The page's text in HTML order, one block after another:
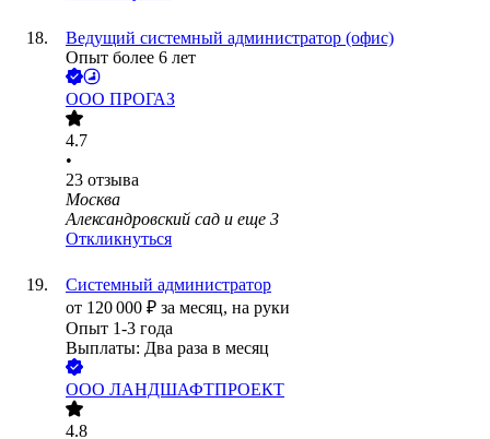
Ведущий системный администратор (офис)
Опыт более 6 лет
ООО ПРОГАЗ
4.7
•
23 отзыва
Москва
Александровский сад и еще 3
Откликнуться
Системный администратор
от 120 000 ₽ за месяц, на руки
Опыт 1-3 года
Выплаты: Два раза в месяц
ООО ЛАНДШАФТПРОЕКТ
4.8